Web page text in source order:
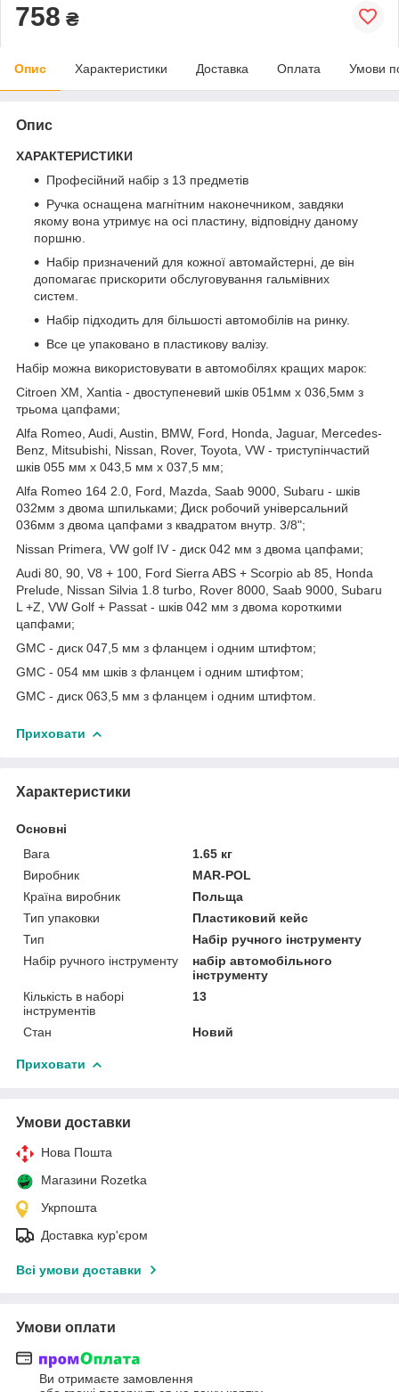
758 ₴
Опис Характеристики Доставка Оплата Умови
Опис
ХАРАКТЕРИСТИКИ
Професійний набір з 13 предметів
Ручка оснащена магнітним наконечником, завдяки
якому вона утримує на осі пластину, відповідну даному
поршню.
Набір призначений для кожної автомайстерні, де він
допомагає прискорити обслуговування гальмівних
систем.
Набір підходить для більшості автомобілів на ринку.
Все це упаковано в пластикову валізу.
Набір можна використовувати в автомобілях кращих марок:
Citroen XM, Xantia - двоступеневий шків 051мм х 036,5мм з
трьома цапфами;
Alfa Romeo, Audi, Austin, BMW, Ford, Honda, Jaguar, Mercedes-
Benz, Mitsubishi, Nissan, Rover, Toyota, VW - триступінчастий
шків 055 мм х 043,5 мм х 037,5 мм;
Alfa Romeo 164 2.0, Ford, Mazda, Saab 9000, Subaru - шків
032мм з двома шпильками; Диск робочий універсальний
036мм з двома цапфами з квадратом внутр. 3/8";
Nissan Primera, VW golf IV - диск 042 мм з двома цапфами;
Audi 80, 90, V8 + 100, Ford Sierra ABS + Scorpio ab 85, Honda
Prelude, Nissan Silvia 1.8 turbo, Rover 8000, Saab 9000, Subaru
L +Z, VW Golf + Passat - шків 042 мм з двома короткими
цапфами;
GMC - диск 047,5 мм з фланцем і одним штифтом;
GMC - 054 мм шків з фланцем і одним штифтом;
GMC - диск 063,5 мм з фланцем і одним штифтом.
Приховати
Характеристики
Основні
Вага
1.65 кг
Виробник
MAR-POL
Країна виробник
Польща
Тип упаковки
Пластиковий кейс
Тип
Набір ручного інструменту
Набір ручного інструменту
набір автомобільного
інструменту
Кількість в наборі
інструментів
13
Стан Новий
Приховати
Умови доставки
Нова Пошта
Магазини Rozetka
Укрпошта
Доставка кур'єром
Всі умови доставки
Умови оплати
Ви отримаєте замовлення